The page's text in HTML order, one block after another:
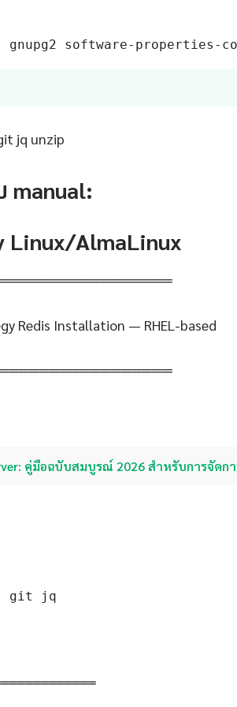
software-properties-
jq unzip
manual:
Linux/AlmaLinux
Redis Installation — RHEL-based
คู่มือฉบับสมบูรณ์ 2026 สำหรับการจัด
git jq